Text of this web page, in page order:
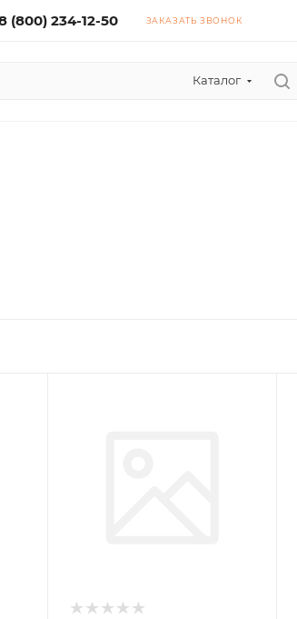
(800) 234-12-50 ЗАКАЗАТЬ ЗВОНОК
Каталог